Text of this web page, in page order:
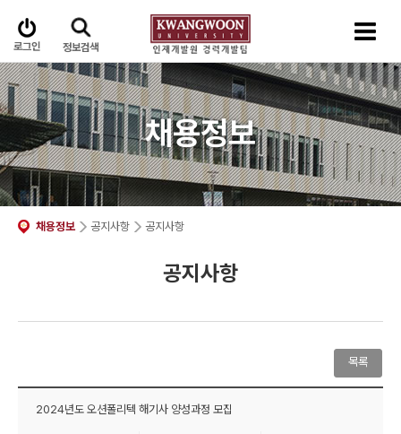
로그인 정보검색
채용정보
채용정보 공지사항 공지사항
공지사항
목록
2024년도 오션폴리텍 해기사 양성과정 모집